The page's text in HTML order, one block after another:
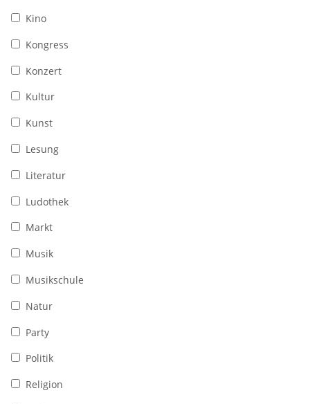
Kino
Kongress
Konzert
Kultur
Kunst
Lesung
Literatur
Ludothek
Markt
Musik
Musikschule
Natur
Party
Politik
Religion